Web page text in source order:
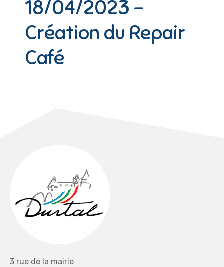
18/04/2023 –
Création du Repair
Café
3 rue de la mairie